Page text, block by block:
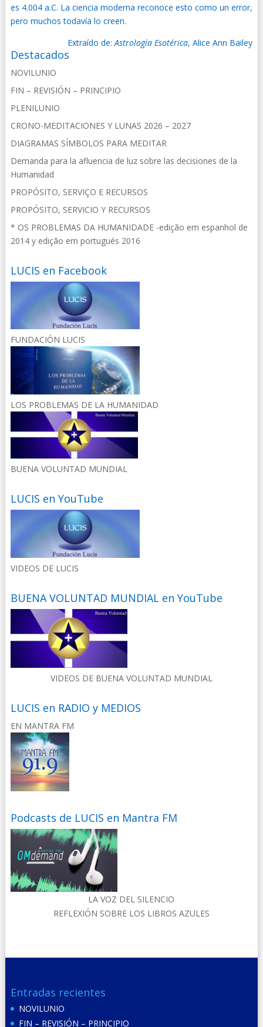
es 4.004 a.C. La ciencia moderna reconoce esto como un error,
pero muchos todavía lo creen.
Extraído de:Astrología Esotérica, Alice Ann Bailey
Destacados
NOVILUNIO
FIN – REVISIÓN – PRINCIPIO
PLENILUNIO
CRONO-MEDITACIONES Y LUNAS 2026 – 2027
DIAGRAMAS SÍMBOLOS PARA MEDITAR
Demanda para la afluencia de luz sobre las decisiones de la
Humanidad
PROPÓSITO, SERVIÇO E RECURSOS
PROPÓSITO, SERVICIO Y RECURSOS
* OS PROBLEMAS DA HUMANIDADE -edição em espanhol de
2014 y edição em portugués 2016
LUCIS en Facebook
FUNDACIÓN LUCIS
LOS PROBLEMAS DE LA HUMANIDAD
BUENA VOLUNTAD MUNDIAL
LUCIS en YouTube
VIDEOS DE LUCIS
BUENA VOLUNTAD MUNDIAL en YouTube
VIDEOS DE BUENA VOLUNTAD MUNDIAL
LUCIS en RADIO y MEDIOS
EN MANTRA FM
Podcasts de LUCIS en Mantra FM
LA VOZ DEL SILENCIO
REFLEXIÓN SOBRE LOS LIBROS AZULES
Entradas recientes
NOVILUNIO
FIN – REVISIÓN – PRINCIPIO